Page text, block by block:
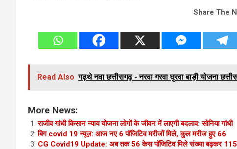
Share The
Read Also गढ़थे नवा छत्तीसगढ़ - नरवा गरवा घुरवा बाड़ी योजना
More News:
राजीव गांधी किसान न्याय योजना लोगों के जीवन में लाएगी बदलाव: सोनिया गांधी
बिग covid 19 न्यूज़: आज नए 6 पॉजिटिव मरीजों मिले, कुल मरीज हुए 66
CG Covid19 Update: अब तक 56 केस पॉजिटिव मिले संख्या बढ़कर 115